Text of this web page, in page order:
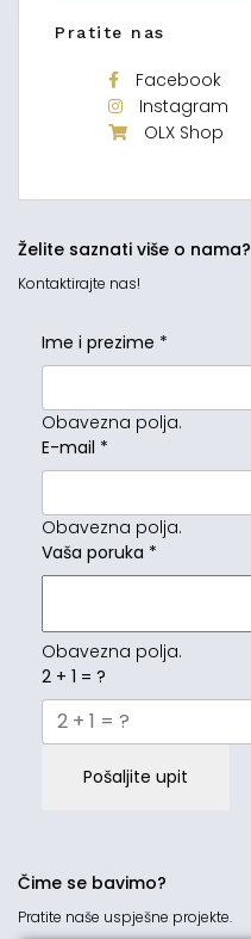
Pratite nas
Facebook
Instagram
OLX Shop
Želite saznati više o nama?
Kontaktirajte nas!
Ime i prezime *
Obavezna polja.
E-mail *
Obavezna polja.
Vaša poruka *
Obavezna polja.
2 + 1 = ?
Pošaljite upit
Čime se bavimo?
Pratite naše uspješne projekte.